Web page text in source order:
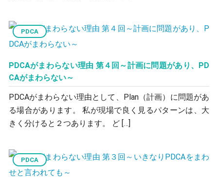
PDCA
PDCAがまわらない理由 第４回～計画に問題があり、PD
CAがまわらない～
PDCAがまわらない理由として、Plan（計画）に問題があ
る場合があります。 私が現場で良く見るパターンは、大
きく分けると２つあります。 ど […]
PDCA